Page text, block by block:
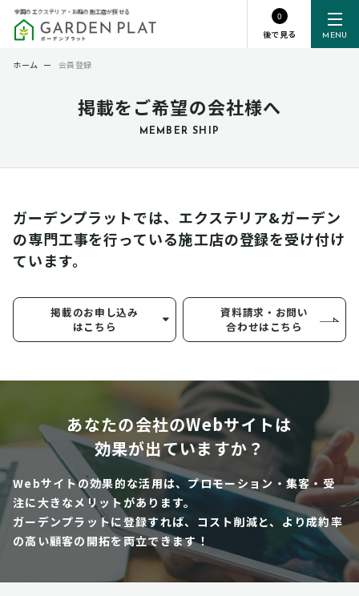
MENU
全国のエクステリア・お庭の施工店が探せる
0
後で見る
掲載をご希望の会社様へ
MEMBER SHIP
ホーム ー 会員登録
ガーデンプラットでは、エクステリア&ガーデン
の専門工事を行っている施工店の登録を受け付け
ています。
掲載のお申し込み
はこちら
資料請求・お問い
合わせはこちら
あなたの会社のWebサイトは
効果が出ていますか？
Webサイトの効果的な活用は、プロモーション・集客・受
注に大きなメリットがあります。
ガーデンプラットに登録すれば、コスト削減と、より成約率
の高い顧客の開拓を両立できます！